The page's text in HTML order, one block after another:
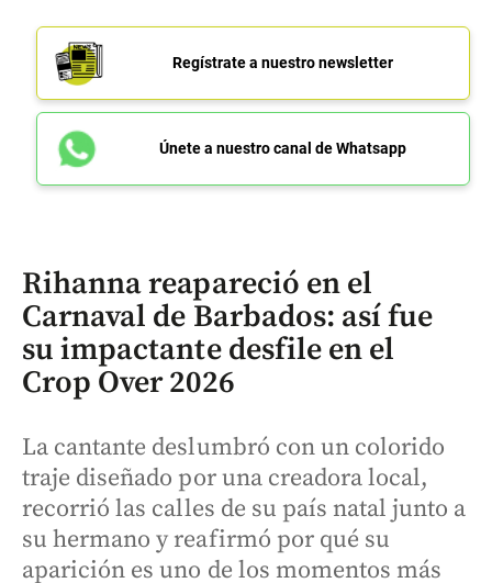
Regístrate a nuestro newsletter
Únete a nuestro canal de Whatsapp
Rihanna reapareció en el
Carnaval de Barbados: así fue
su impactante desfile en el
Crop Over 2026
La cantante deslumbró con un colorido
traje diseñado por una creadora local,
recorrió las calles de su país natal junto a
su hermano y reafirmó por qué su
aparición es uno de los momentos más